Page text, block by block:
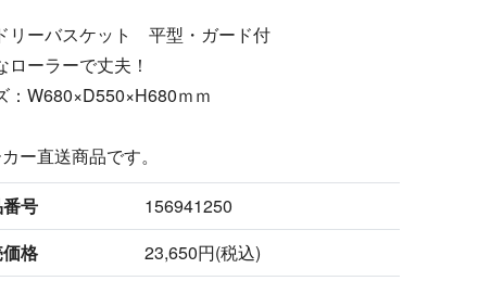
リーバスケット 平型・ガード付
ローラーで丈夫！
：W680×D550×H680ｍｍ
ー直送商品です。
号
156941250
格
23,650円(税込)